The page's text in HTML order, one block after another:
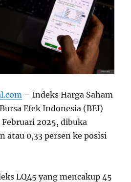
– Indeks Harga Saham
Efek Indonesia (BEI)
Februari 2025, dibuka
atau 0,33 persen ke posisi
LQ45 yang mencakup 45